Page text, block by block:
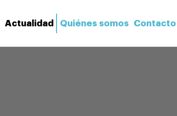
Actualidad Quiénes somos Contacto